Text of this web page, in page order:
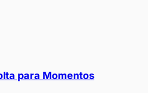
para Momentos